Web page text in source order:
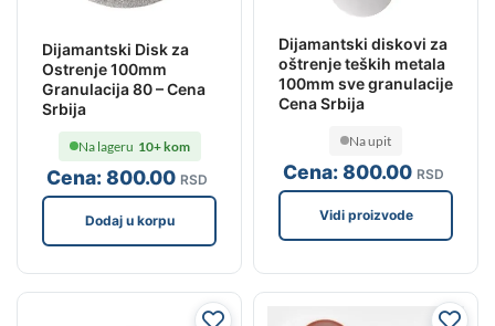
Dijamantski Disk za
Ostrenje 100mm
Granulacija 80 – Cena
Srbija
Cena:800.00 RSD
Na lageru 10+ kom
Dodaj u korpu
Dijamantski diskovi za
oštrenje teških metala
100mm sve granulacije
Cena Srbija
Cena:800.00 RSD
Na upit
Vidi proizvode